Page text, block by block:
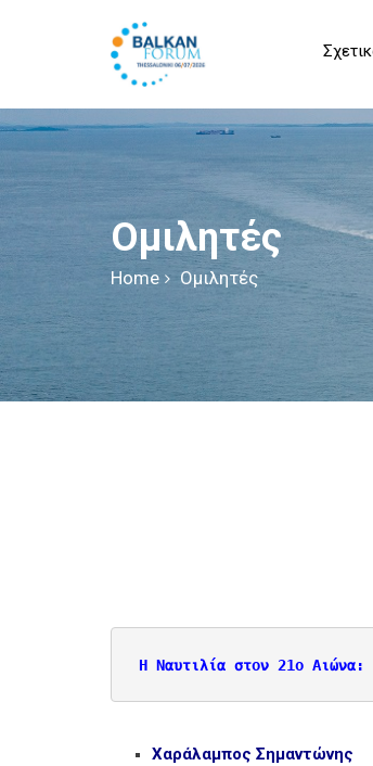
Ομιλητές
Home Ομιλητές
Η Ναυτιλία στον 21ο Αιώνα:
Χαράλαμπος Σημαντώνης